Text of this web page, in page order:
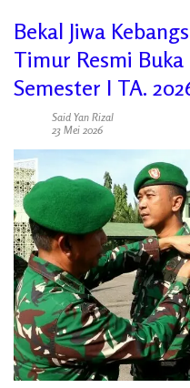
Bekal Jiwa
Timur Resmi Buka
Semester I TA.
Said Yan Rizal
23 Mei 2026